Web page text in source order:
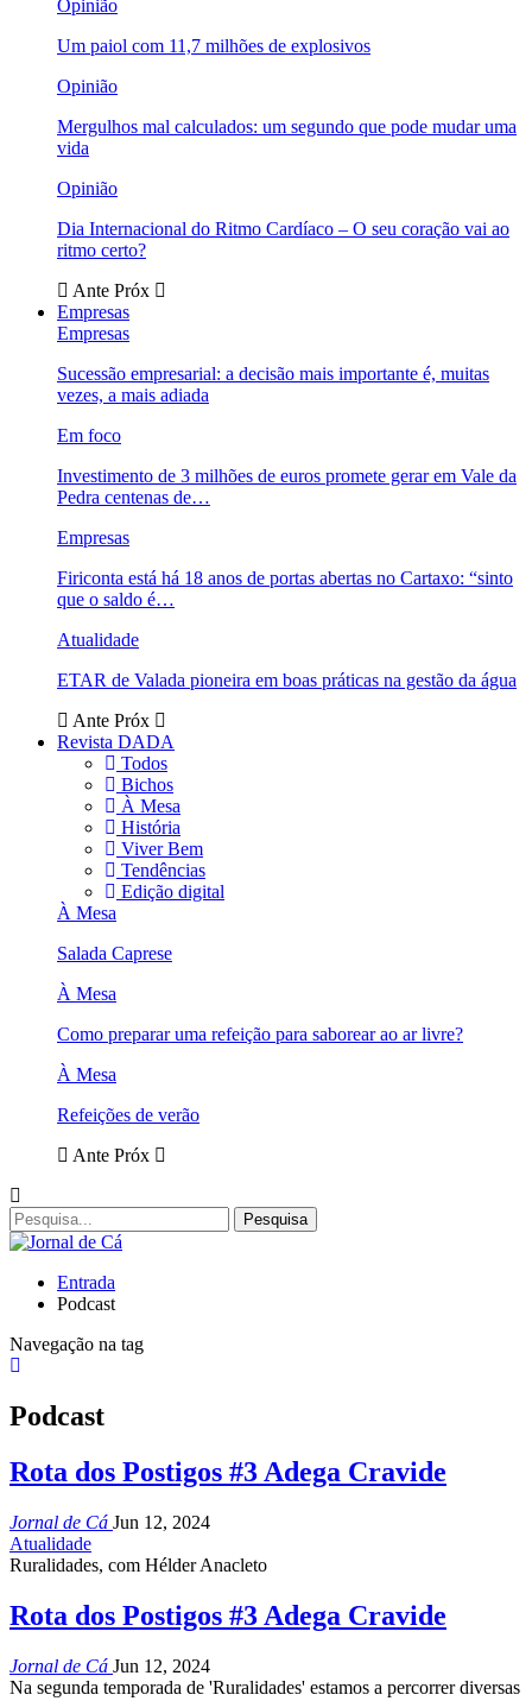
Opinião
Um paiol com 11,7 milhões de explosivos
Opinião
Mergulhos mal calculados: um segundo que pode mudar uma
vida
Opinião
Dia Internacional do Ritmo Cardíaco – O seu coração vai ao
ritmo certo?
Ante Próx
Empresas
Empresas
Sucessão empresarial: a decisão mais importante é, muitas
vezes, a mais adiada
Em foco
Investimento de 3 milhões de euros promete gerar em Vale da
Pedra centenas de…
Empresas
Firiconta está há 18 anos de portas abertas no Cartaxo: “sinto
que o saldo é…
Atualidade
ETAR de Valada pioneira em boas práticas na gestão da água
Ante Próx
Revista DADA
Todos
Bichos
À Mesa
História
Viver Bem
Tendências
Edição digital
À Mesa
Salada Caprese
À Mesa
Como preparar uma refeição para saborear ao ar livre?
À Mesa
Refeições de verão
Ante Próx
Entrada
Podcast
Navegação na tag
Podcast
Rota dos Postigos #3 Adega Cravide
Jornal de Cá Jun 12, 2024
Atualidade
Ruralidades, com Hélder Anacleto
Rota dos Postigos #3 Adega Cravide
Jornal de Cá Jun 12, 2024
Na segunda temporada de 'Ruralidades' estamos a percorrer diversas